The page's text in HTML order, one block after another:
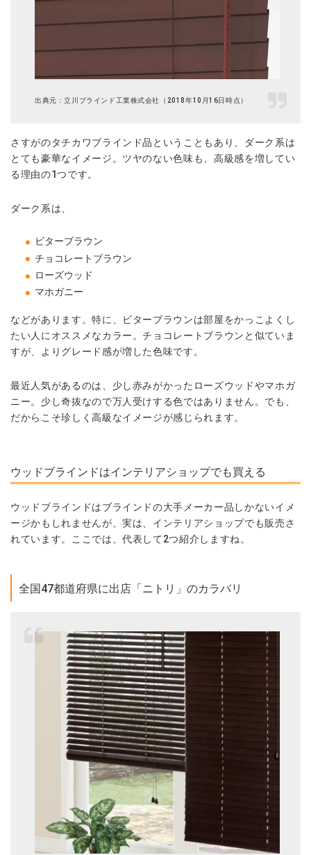
出典元：立川ブラインド工業株式会社（2018年10月16日時点）
さすがのタチカワブラインド品ということもあり、ダーク系は
とても豪華なイメージ。ツヤのない色味も、高級感を増してい
る理由の1つです。
ダーク系は、
ビターブラウン
チョコレートブラウン
ローズウッド
マホガニー
などがあります。特に、ビターブラウンは部屋をかっこよくし
たい人にオススメなカラー。チョコレートブラウンと似ていま
すが、よりグレード感が増した色味です。
最近人気があるのは、少し赤みがかったローズウッドやマホガ
ニー。少し奇抜なので万人受けする色ではありません。でも、
だからこそ珍しく高級なイメージが感じられます。
ウッドブラインドはインテリアショップでも買える
ウッドブラインドはブラインドの大手メーカー品しかないイメ
ージかもしれませんが、実は、インテリアショップでも販売さ
れています。ここでは、代表して2つ紹介しますね。
全国47都道府県に出店「ニトリ」のカラバリ